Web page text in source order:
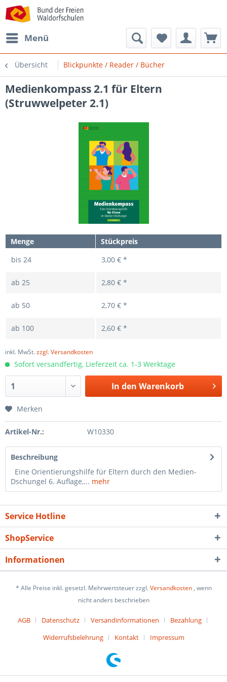
Menü
Übersicht Blickpunkte / Reader / Bücher
Medienkompass 2.1 für Eltern
(Struwwelpeter 2.1)
Menge
Stückpreis
bis 24 3,00 € *
ab 25 2,80 € *
ab 50 2,70 € *
ab 100 2,60 € *
inkl. MwSt.zzgl. Versandkosten
Sofort versandfertig, Lieferzeit ca. 1-3 Werktage
In den Warenkorb
Merken
Artikel-Nr.: W10330
Beschreibung
Eine Orientierungshilfe für Eltern durch den Medien-
Dschungel 6. Auflage,... mehr
Service Hotline
ShopService
Informationen
* Alle Preise inkl. gesetzl. Mehrwertsteuer zzgl.Versandkosten, wenn
nicht anders beschrieben
AGB Datenschutz Versandinformationen
Bezahlung
Widerrufsbelehrung
Kontakt Impressum